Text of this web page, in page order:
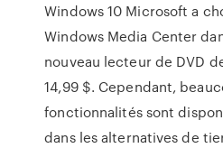
Windows 10 Microsoft a
Windows Media Center
nouveau lecteur de DVD
14,99 $. Cependant,
fonctionnalités sont
dans les alternatives de